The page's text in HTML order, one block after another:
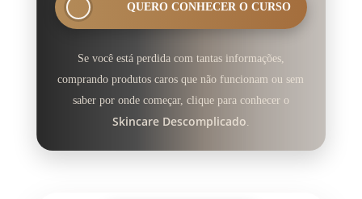
QUERO CONHECER O CURSO
Se você está perdida com tantas informações,
comprando produtos caros que não funcionam ou sem
saber por onde começar, clique para conhecer o
Skincare Descomplicado